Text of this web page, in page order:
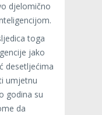
djelomično
toga
jako
desetljećima
umjetnu
godina su
da